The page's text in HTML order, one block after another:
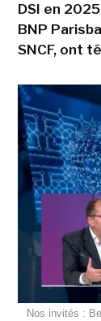
DSI en
BNP
SNCF, ont
Nos invités :